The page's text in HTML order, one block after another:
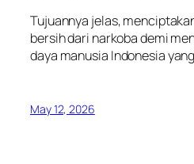
Tujuannya jelas,
bersih dari narkoba demi
daya manusia Indonesia
May 12, 2026